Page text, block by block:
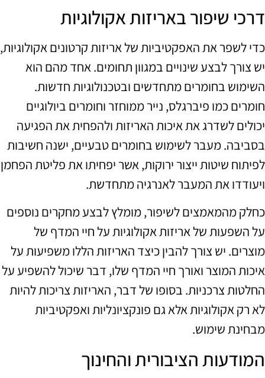
דרכי שיפור באריזות אקולוגיות
כדי לשפר את האפקטיביות של אריזות קרטונים אקולוגיות,
יש צורך לבצע שינויים במגוון תחומים. אחד מהם הוא
השימוש בחומרים מתחדשים ובטכנולוגיות חדשות.
חומרים כמו פיברגלס, נייר ממוחזר וחומרים ביולוגיים
יכולים לשדרג את איכות האריזות ולהפחית את הפגיעה
בסביבה. מעבר לשימוש בחומרים טבעיים, ישנה חשיבות
לפיתוח שיטות ייצור ירוקות, אשר יפחיתו את פליטת הפחמן
ויעודדו את המעבר לאנרגיה מתחדשת.
כחלק מהמאמצים לשיפור, מומלץ לבצע מחקרים נוספים
על השפעות של אריזות אקולוגיות על חיי המדף של
מוצרים. יש צורך להבין כיצד האריזות הללו משפיעות על
איכות המוצר ואורך חיי המדף שלו, דבר שיכול להשפיע על
החלטות צרכניות. בסופו של דבר, האריזות צריכות להיות
לא רק אקולוגיות אלא גם פונקציונליות ואפקטיביות
מבחינת שימוש.
המודעות הציבורית והחינוך